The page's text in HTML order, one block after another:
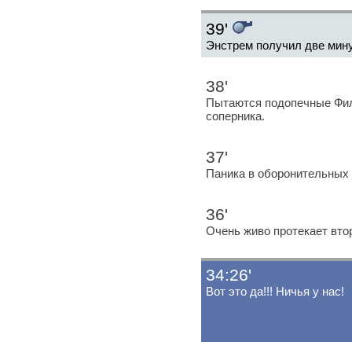
39'
Энстрем получил две
38'
Пытаются подопечные
соперника.
37'
Паника в оборонительных
36'
Очень живо протекает
34:26'
Вот это да!!! Ничья у нас!